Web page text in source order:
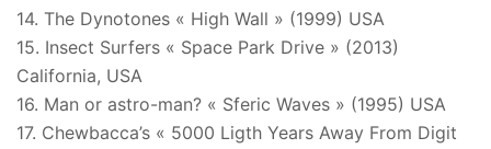
14. The Dynotones « High Wall » (1999) USA
15. Insect Surfers « Space Park Drive » (2013)
California, USA
16. Man or astro-man? « Sferic Waves » (1995) USA
17. Chewbacca’s « 5000 Ligth Years Away From Digit